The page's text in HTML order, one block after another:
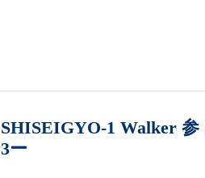
SHISEIGYO-1 Walker
3ー